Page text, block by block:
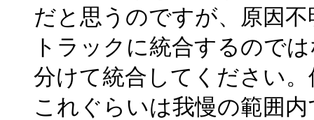
だと思うのですが、原因
トラックに統合するので
分けて統合してください
これぐらいは我慢の範囲